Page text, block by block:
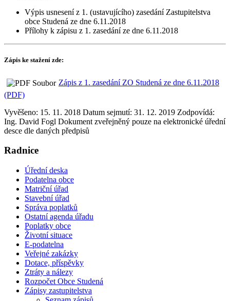
Výpis usnesení z 1. (ustavujícího) zasedání Zastupitelstva
obce Studená ze dne 6.11.2018
Přílohy k zápisu z 1. zasedání ze dne 6.11.2018
Zápis ke stažení zde:
Zápis z 1. zasedání ZO Studená ze dne 6.11.2018
(PDF)
Vyvěšeno: 15. 11. 2018 Datum sejmutí: 31. 12. 2019 Zodpovídá:
Ing. David Fogl Dokument zveřejněný pouze na elektronické úřední
desce dle daných předpisů
Radnice
Úřední deska
Podatelna obce
Matriční úřad
Stavební úřad
Správa poplatků
Ostatní agenda úřadu
Poplatky obce
Životní situace
E-podatelna
Veřejné zakázky
Dotace, příspěvky
Ztráty a nálezy
Rozpočet Obce Studená
Zápisy zastupitelstva